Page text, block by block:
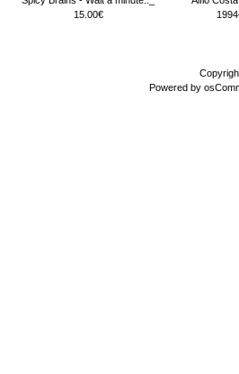
15.00€
Powered by